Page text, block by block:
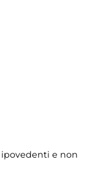
e non